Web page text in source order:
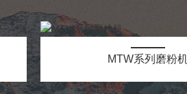
MTW系列磨粉